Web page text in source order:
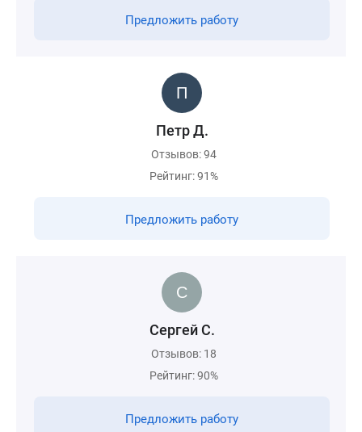
Предложить работу
Петр Д.
Отзывов: 94
Рейтинг: 91%
Предложить работу
Сергей С.
Отзывов: 18
Рейтинг: 90%
Предложить работу